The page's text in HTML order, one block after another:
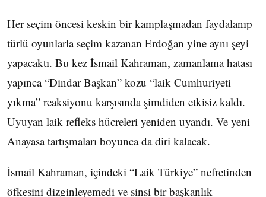
Her seçim öncesi keskin bir kamplaşmadan faydalanıp
türlü oyunlarla seçim kazanan Erdoğan yine aynı şeyi
yapacaktı. Bu kez İsmail Kahraman, zamanlama hatası
yapınca “Dindar Başkan” kozu “laik Cumhuriyeti
yıkma” reaksiyonu karşısında şimdiden etkisiz kaldı.
Uyuyan laik refleks hücreleri yeniden uyandı. Ve yeni
Anayasa tartışmaları boyunca da diri kalacak.
İsmail Kahraman, içindeki “Laik Türkiye” nefretinden
öfkesini dizginleyemedi ve sinsi bir başkanlık